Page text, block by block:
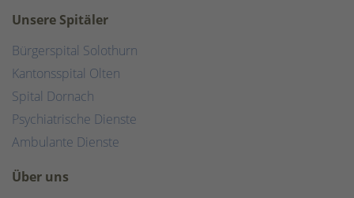
Unsere Spitäler
Bürgerspital Solothurn
Kantonsspital Olten
Spital Dornach
Psychiatrische Dienste
Ambulante Dienste
Über uns